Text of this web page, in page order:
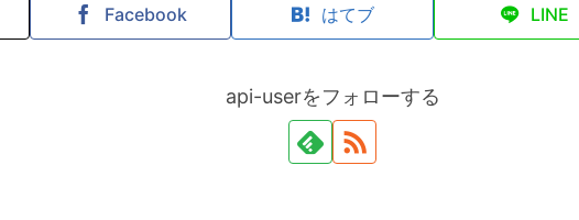
Facebook はてブ LINE
api-userをフォローする